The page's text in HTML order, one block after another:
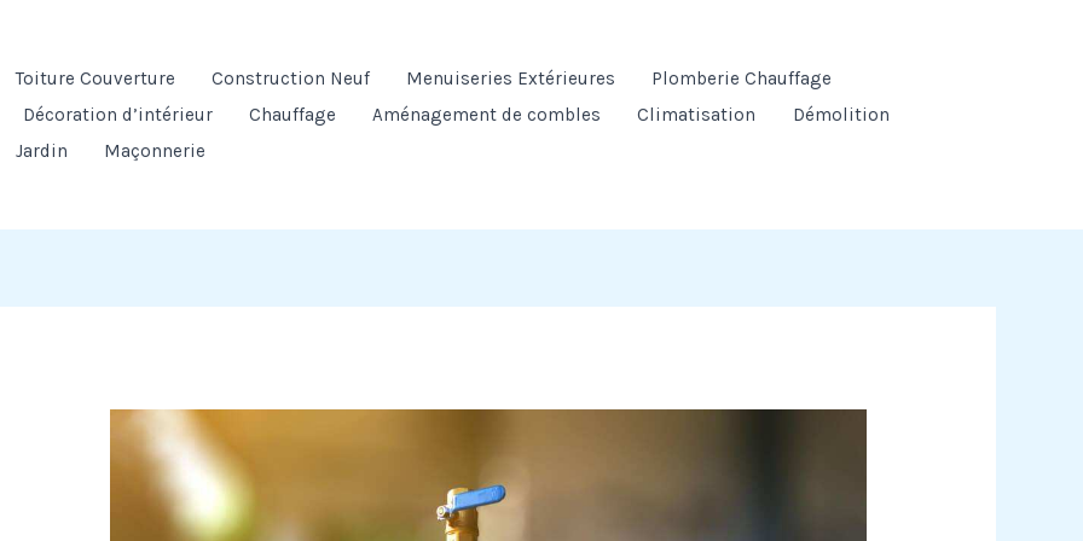
Toiture Couverture Construction Neuf Menuiseries Extérieures
Plomberie Chauffage
Décoration d’intérieur Chauffage Aménagement de combles Climatisation
Démolition
Jardin Maçonnerie